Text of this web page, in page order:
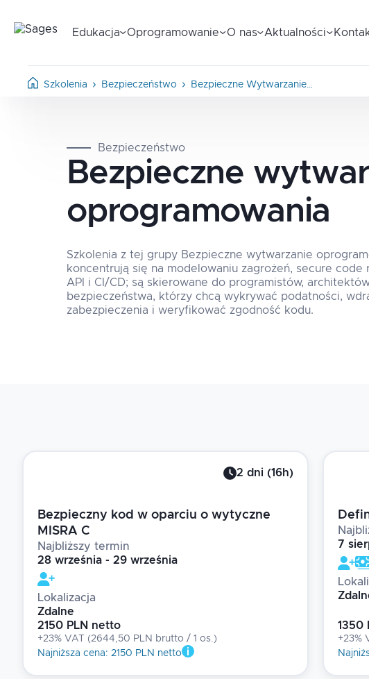
Edukacja Oprogramowanie O nas Aktualności
Szkolenia Bezpieczeństwo Bezpieczne Wytwarzanie…
Bezpieczeństwo
Bezpieczne
oprogramowania
Szkolenia z tej grupy Bezpieczne wytwarzanie
koncentrują się na modelowaniu zagrożeń, secure code
API i CI/CD; są skierowane do programistów,
bezpieczeństwa, którzy chcą wykrywać podatności,
zabezpieczenia i weryfikować zgodność kodu.
2 dni (16h)
Bezpieczny kod w oparciu o wytyczne
MISRA C
Najbliższy termin
28 września - 29 września
Lokalizacja
Zdalne
2150 PLN netto
+23% VAT (2644,50 PLN brutto / 1 os.)
Najniższa cena: 2150 PLN netto
7
1350
+23%